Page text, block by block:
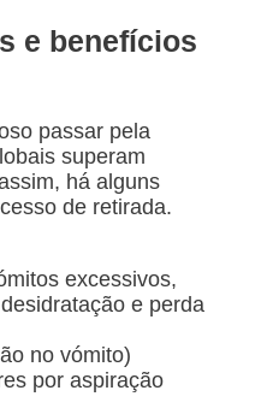
e benefícios
passar pela
superam
há alguns
de retirada.
excessivos,
e perda
no vómito)
por aspiração